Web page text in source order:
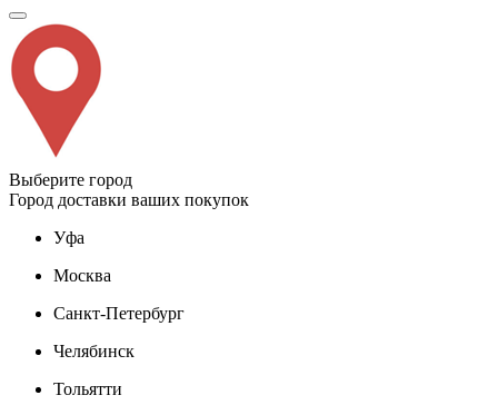
Выберите город
Город доставки ваших покупок
Уфа
Москва
Санкт-Петербург
Челябинск
Тольятти